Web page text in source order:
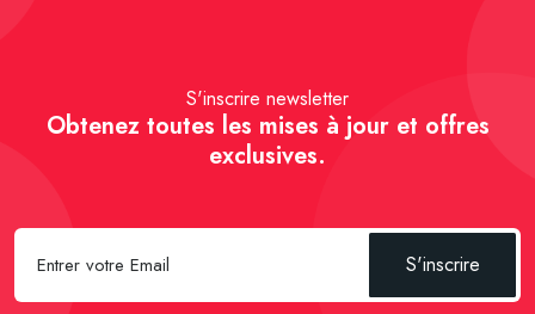
S'inscrire newsletter
Obtenez toutes les mises à jour et offres
exclusives.
S'inscrire